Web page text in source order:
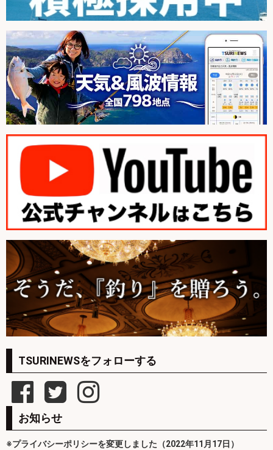
TSURINEWSをフォローする
お知らせ
※プライバシーポリシーを変更しました（2022年11月17日）